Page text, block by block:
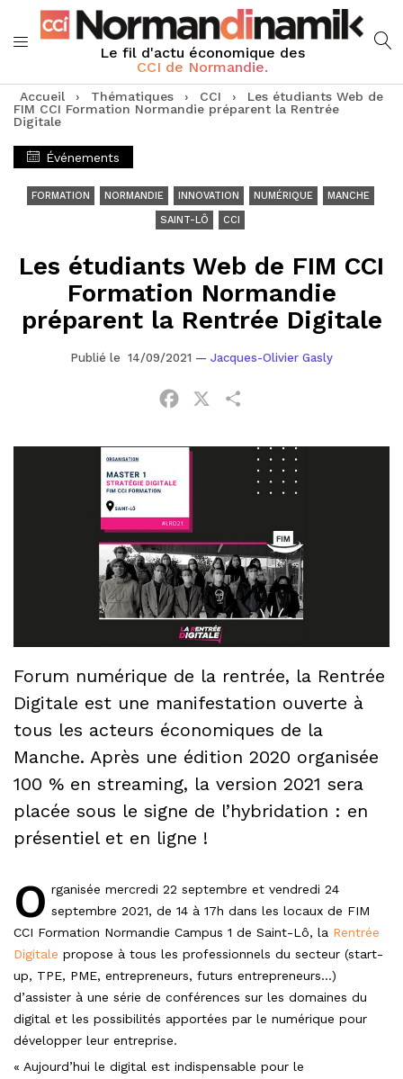
Le fil d'actu économique des
CCI de Normandie.
Accueil › Thématiques › CCI ›
Les étudiants Web de
FIM CCI Formation Normandie préparent la Rentrée
Digitale
Événements
FORMATION NORMANDIE INNOVATION NUMÉRIQUE MANCHE
SAINT-LÔ CCI
Les étudiants Web de FIM CCI
Formation Normandie
préparent la Rentrée Digitale
Publié le 14/09/2021 — Jacques-Olivier Gasly
Facebook
Forum numérique de la rentrée, la Rentrée
Digitale est une manifestation ouverte à
tous les acteurs économiques de la
Manche. Après une édition 2020 organisée
100 % en streaming, la version 2021 sera
placée sous le signe de l’hybridation : en
présentiel et en ligne !
O rganisée mercredi 22 septembre et vendredi 24
septembre 2021, de 14 à 17h dans les locaux de FIM
CCI Formation Normandie Campus 1 de Saint-Lô, la Rentrée
Digitale propose à tous les professionnels du secteur (start-
up, TPE, PME, entrepreneurs, futurs entrepreneurs…)
d’assister à une série de conférences sur les domaines du
digital et les possibilités apportées par le numérique pour
développer leur entreprise.
« Aujourd’hui le digital est indispensable pour le